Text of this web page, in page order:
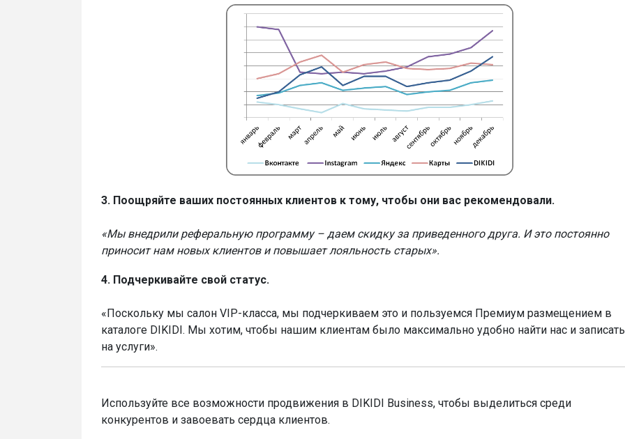
3. Поощряйте ваших постоянных клиентов к тому, чтобы они вас рекомендовали.
«Мы внедрили реферальную программу – даем скидку за приведенного друга. И это постоянно
приносит нам новых клиентов и повышает лояльность старых».
4. Подчеркивайте свой статус.
«Поскольку мы салон VIP-класса, мы подчеркиваем это и пользуемся Премиум размещением в
каталоге DIKIDI. Мы хотим, чтобы нашим клиентам было максимально удобно найти нас и
на услуги».
Используйте все возможности продвижения в DIKIDI Business, чтобы выделиться среди
конкурентов и завоевать сердца клиентов.